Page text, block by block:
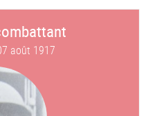
août 1917